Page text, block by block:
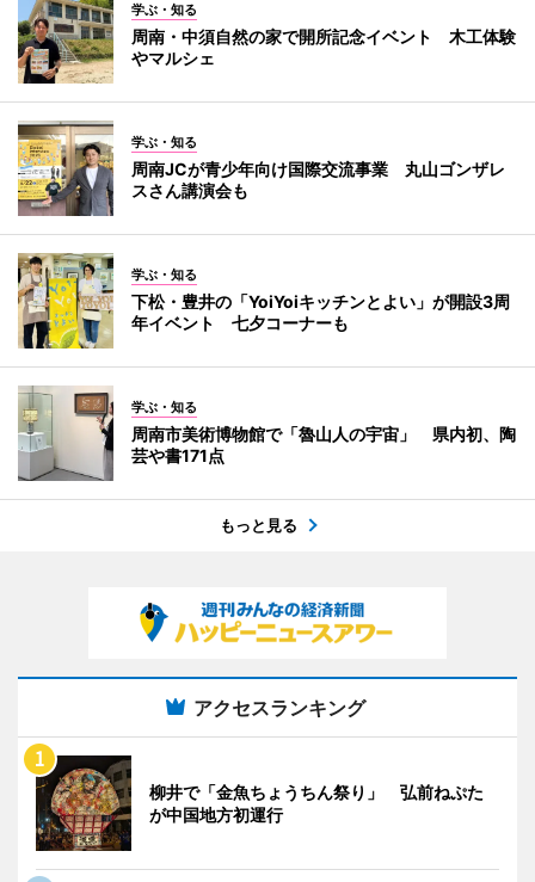
学ぶ・知る
周南・中須自然の家で開所記念イベント 木工体験
やマルシェ
学ぶ・知る
周南JCが青少年向け国際交流事業 丸山ゴンザレ
スさん講演会も
学ぶ・知る
下松・豊井の「YoiYoiキッチンとよい」が開設3周
年イベント 七夕コーナーも
学ぶ・知る
周南市美術博物館で「魯山人の宇宙」 県内初、陶
芸や書171点
もっと見る
アクセスランキング
柳井で「金魚ちょうちん祭り」 弘前ねぷた
が中国地方初運行